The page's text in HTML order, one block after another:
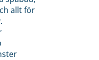
allt för